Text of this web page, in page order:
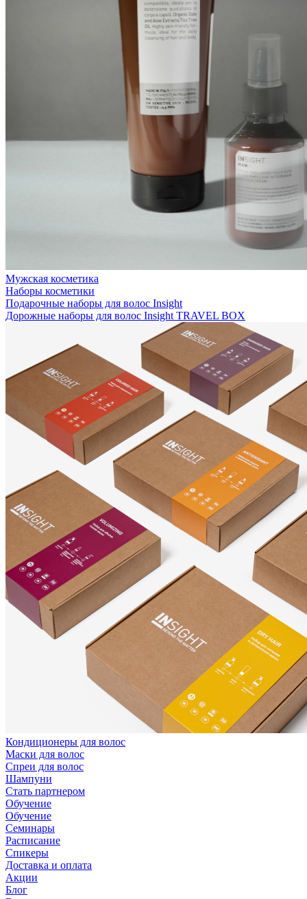
Мужская косметика
Наборы косметики
Подарочные наборы для волос Insight
Дорожные наборы для волос Insight TRAVEL BOX
Кондиционеры для волос
Маски для волос
Спреи для волос
Шампуни
Стать партнером
Обучение
Обучение
Семинары
Расписание
Спикеры
Доставка и оплата
Акции
Блог